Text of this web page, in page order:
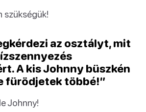
szükségük!
az osztályt, mit
A kis Johnny büszkén
fürödjetek többé!”
Johnny!